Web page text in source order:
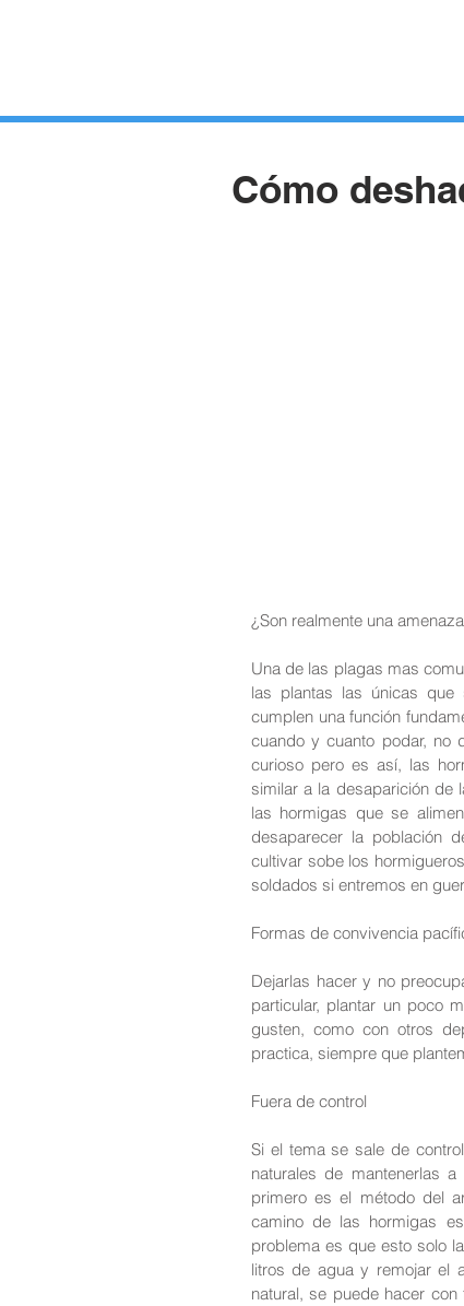
Cómo
¿Son realmente una
Una de las plagas mas
las plantas las únicas
cumplen una función
cuando y cuanto podar, no
curioso pero es así, las
similar a la desaparición de
las hormigas que se
desaparecer la población
cultivar sobe los
soldados si entremos en
Formas de convivencia
Dejarlas hacer y no
particular, plantar un poco
gusten, como con otros
practica, siempre que
Fuera de control
Si el tema se sale de
naturales de mantenerlas
primero es el método del
camino de las hormigas
problema es que esto solo
litros de agua y remojar el
natural, se puede hacer